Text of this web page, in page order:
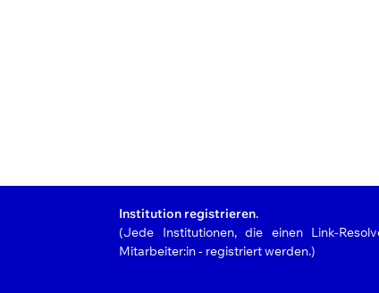
Institution registrieren.
(Jede Institutionen, die einen Link-
Mitarbeiter:in - registriert werden.)